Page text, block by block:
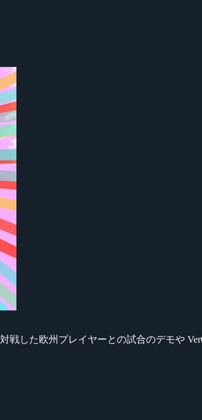
戦した欧州プレイヤーとの試合のデモや